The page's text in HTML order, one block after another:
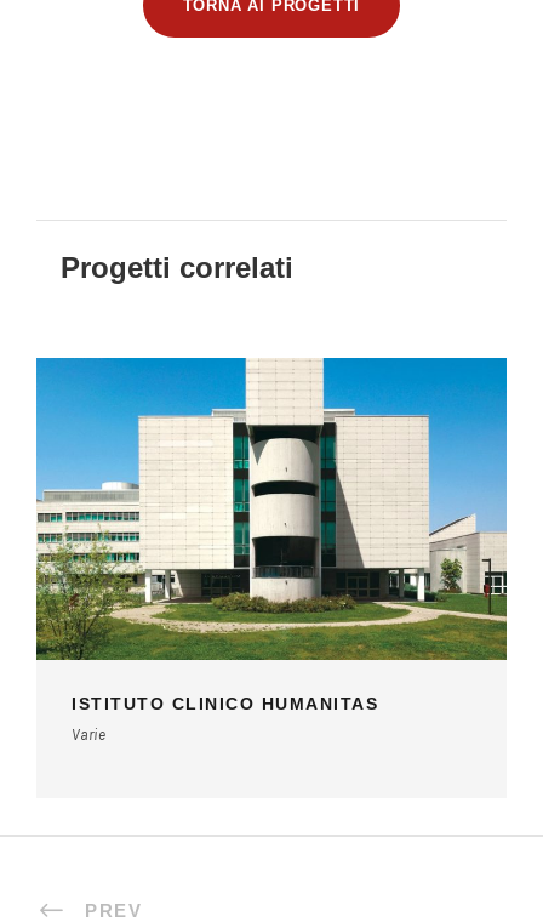
TORNA AI PROGETTI
Progetti correlati
ISTITUTO CLINICO HUMANITAS
Varie
PREV